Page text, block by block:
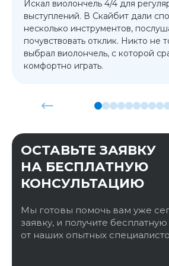
Искал виолончель 4/4 для
выступлений. В Скайбит дали
несколько инструментов,
почувствовать отклик. Никто не
выбрал виолончель, с которой
комфортно играть.
ОСТАВЬТЕ ЗАЯВКУ
НА БЕСПЛАТНУЮ
КОНСУЛЬТАЦИЮ
Мы готовы помочь вам уже
заявку, и получите
от наших опытных